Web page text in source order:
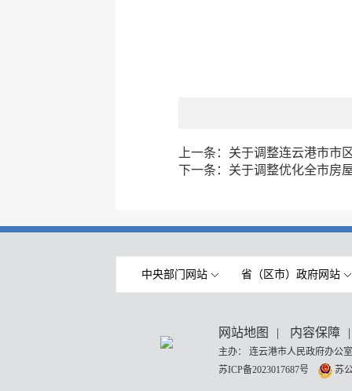
上一条： 关于调整连云港市市
下一条： 关于调整优化全市房
中央部门网站 省（区市）政府网站
网站地图 | 内容保障 |
主办： 连云港市人民政府办
苏ICP备2023017687号
苏